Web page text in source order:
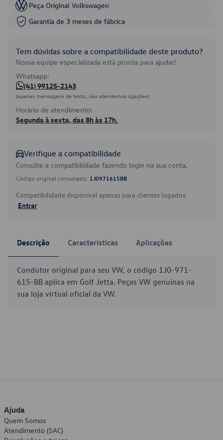
Peça Original Volkswagen
Garantia de 3 meses de fábrica
Tem dúvidas sobre a compatibilidade deste produto?
Nossa equipe especializada está pronta para ajudar!
Whatsapp:
(41) 99125-2143
(apenas mensagens de texto, não atendemos ligações)
Horário de atendimento:
Segunda à sexta, das 8h às 17h.
Verifique a compatibilidade
Consulte a compatibilidade fazendo login na sua conta.
Código original consultado: 1J0971615BB
Compatibilidade disponível apenas para clientes logados.
Entrar
Descrição Características Aplicações
Condutor original para seu VW, o código 1J0-971-
615-BB aplica em Golf Jetta. Peças VW genuínas na
sua loja virtual oficial da VW.
Ajuda
Quem Somos
Atendimento (SAC)